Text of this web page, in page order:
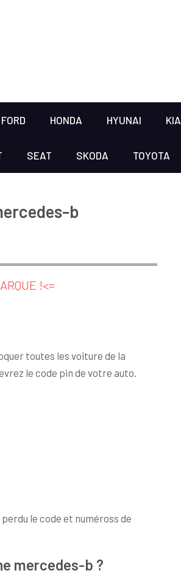
FORD HONDA HYUNAI KIA
SEAT SKODA TOYOTA
b
!<=
toutes les voiture de la
le code pin de votre auto.
le code et numéross de
mercedes-b ?